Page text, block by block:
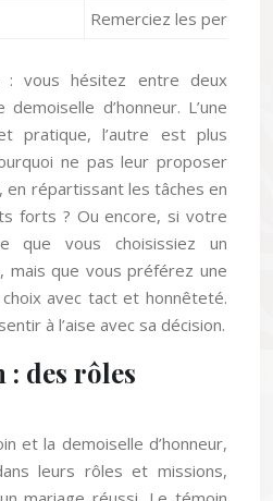
Remerciez les
: vous hésitez entre deux
d’honneur. L’une
pratique, l’autre est plus
ne pas leur proposer
en répartissant les tâches en
forts ? Ou encore, si votre
que vous choisissiez un
mais que vous préférez une
avec tact et honnêteté.
à l’aise avec sa décision.
: des rôles
et la demoiselle d’honneur,
leurs rôles et missions,